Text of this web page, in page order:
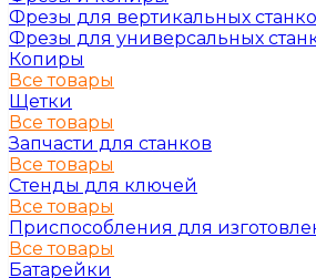
Фрезы для вертикальных
Фрезы для универсальных
Копиры
Все товары
Щетки
Все товары
Запчасти для станков
Все товары
Стенды для ключей
Все товары
Приспособления для
Все товары
Батарейки